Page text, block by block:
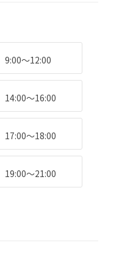
9:00～12:00
14:00～16:00
17:00～18:00
19:00～21:00